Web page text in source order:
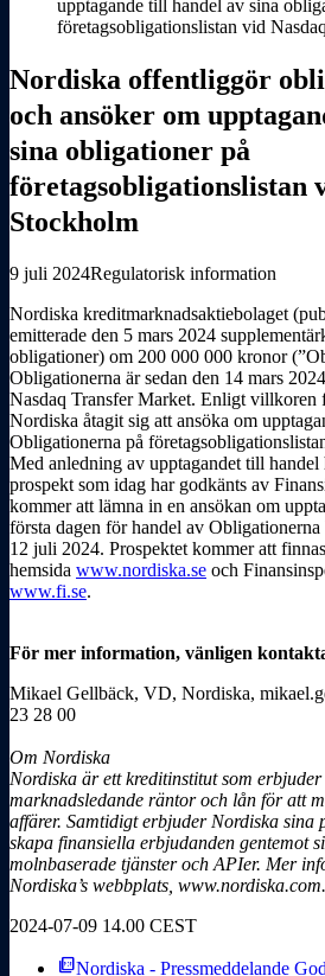
upptagande till handel av sina
företagsobligationslistan vid
Nordiska offentliggör
och ansöker om
sina obligationer på
företagsobligationslistan
Stockholm
9 juli 2024Regulatorisk information
Nordiska kreditmarknadsaktiebolaget
emitterade den 5 mars 2024
obligationer) om 200 000 000 kronor
Obligationerna är sedan den 14 mars
Nasdaq Transfer Market. Enligt villkoren
Nordiska åtagit sig att ansöka om
Obligationerna på
Med anledning av upptagandet till
prospekt som idag har godkänts av
kommer att lämna in en ansökan om
första dagen för handel av
12 juli 2024. Prospektet kommer att
hemsida www.nordiska.se och
www.fi.se.
För mer information, vänligen
Mikael Gellbäck, VD, Nordiska,
23 28 00
Om Nordiska
Nordiska är ett kreditinstitut som
marknadsledande räntor och lån för att
affärer. Samtidigt erbjuder Nordiska sina
skapa finansiella erbjudanden gentemot
molnbaserade tjänster och APIer. Mer
Nordiska’s webbplats, www.nordiska.com.
2024-07-09 14.00 CEST
picture_as_pdfNordiska - Pressmeddelande